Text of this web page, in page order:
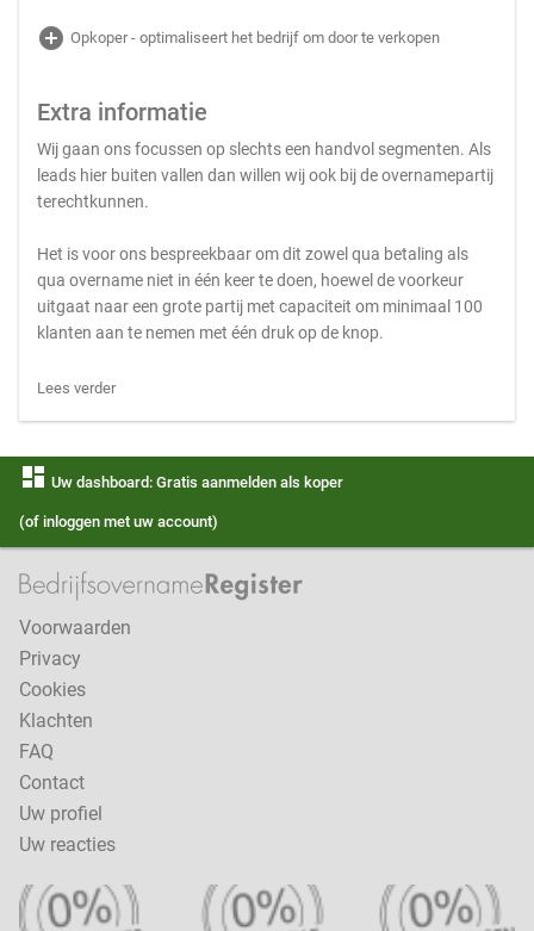
add_circle Opkoper - optimaliseert het bedrijf om door te verkopen
Extra informatie
Wij gaan ons focussen op slechts een handvol segmenten. Als
leads hier buiten vallen dan willen wij ook bij de overnamepartij
terechtkunnen.
Het is voor ons bespreekbaar om dit zowel qua betaling als
qua overname niet in één keer te doen, hoewel de voorkeur
uitgaat naar een grote partij met capaciteit om minimaal 100
klanten aan te nemen met één druk op de knop.
Lees verder
dashboard Uw dashboard: Gratis aanmelden als koper
(of inloggen met uw account)
Voorwaarden
Privacy
Cookies
Klachten
FAQ
Contact
Uw profiel
Uw reacties